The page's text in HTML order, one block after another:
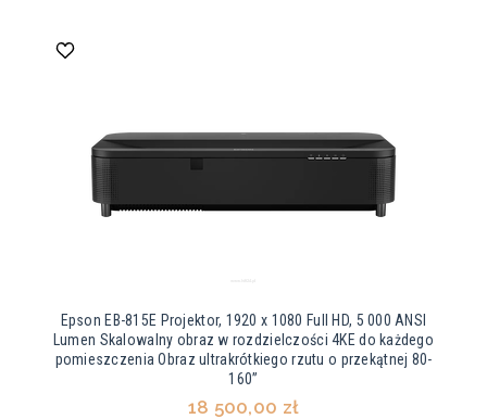
Epson EB-815E Projektor, 1920 x 1080 Full HD, 5 000 ANSI
Lumen Skalowalny obraz w rozdzielczości 4KE do każdego
pomieszczenia Obraz ultrakrótkiego rzutu o przekątnej 80-
160”
18 500,00 zł